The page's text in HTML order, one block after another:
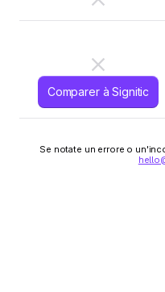
Comparer à Signitic
Se notate un errore o